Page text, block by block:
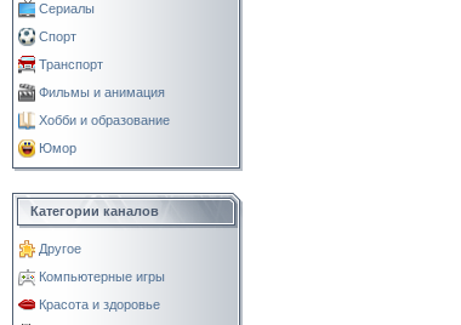
Сериалы
Спорт
Транспорт
Фильмы и анимация
Хобби и образование
Юмор
Категории каналов
Другое
Компьютерные игры
Красота и здоровье